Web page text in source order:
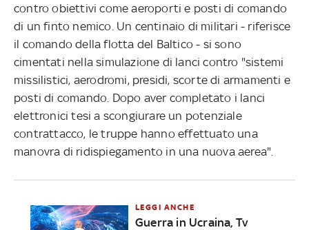
contro obiettivi come aeroporti e posti di comando
di un finto nemico. Un centinaio di militari - riferisce
il comando della flotta del Baltico - si sono
cimentati nella simulazione di lanci contro "sistemi
missilistici, aerodromi, presidi, scorte di armamenti e
posti di comando. Dopo aver completato i lanci
elettronici tesi a scongiurare un potenziale
contrattacco, le truppe hanno effettuato una
manovra di ridispiegamento in una nuova aerea".
LEGGI ANCHE
Guerra in Ucraina, Tv